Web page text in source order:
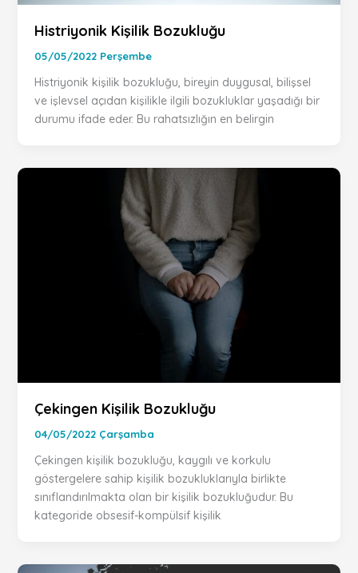
Histriyonik Kişilik Bozukluğu
05/05/2022 Perşembe
Histriyonik kişilik bozukluğu, bireyin duygusal, bilişsel
ve işlevsel açıdan kişilikle ilgili bozukluklar yaşadığı bir
durumu ifade eder. Bu rahatsızlığın en belirgin
Çekingen Kişilik Bozukluğu
04/05/2022 Çarşamba
Çekingen kişilik bozukluğu, kaygılı ve korkulu
göstergelere sahip kişilik bozukluklarıyla birlikte
sınıflandırılmakta olan bir kişilik bozukluğudur. Bu
kategoride obsesif-kompülsif kişilik